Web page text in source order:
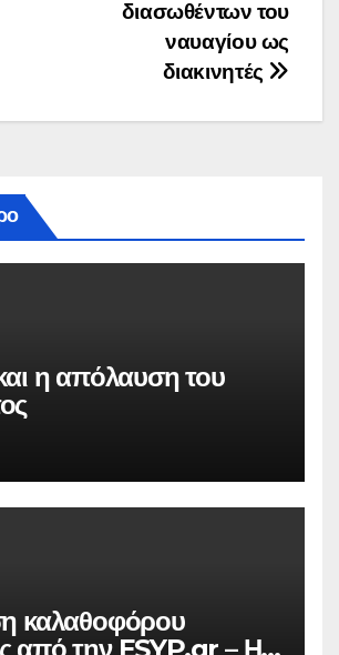
διασωθέντων του
ναυαγίου ως
διακινητές
η απόλαυση του
καλαθοφόρου